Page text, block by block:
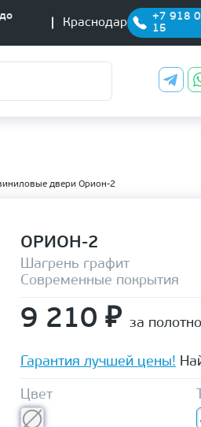
Краснодар
+7 918
15
двери Орион-2
ОРИОН-2
Шагрень графит
Современные покрытия
9 210 ₽ за полотно
Гарантия лучшей цены!
Цвет